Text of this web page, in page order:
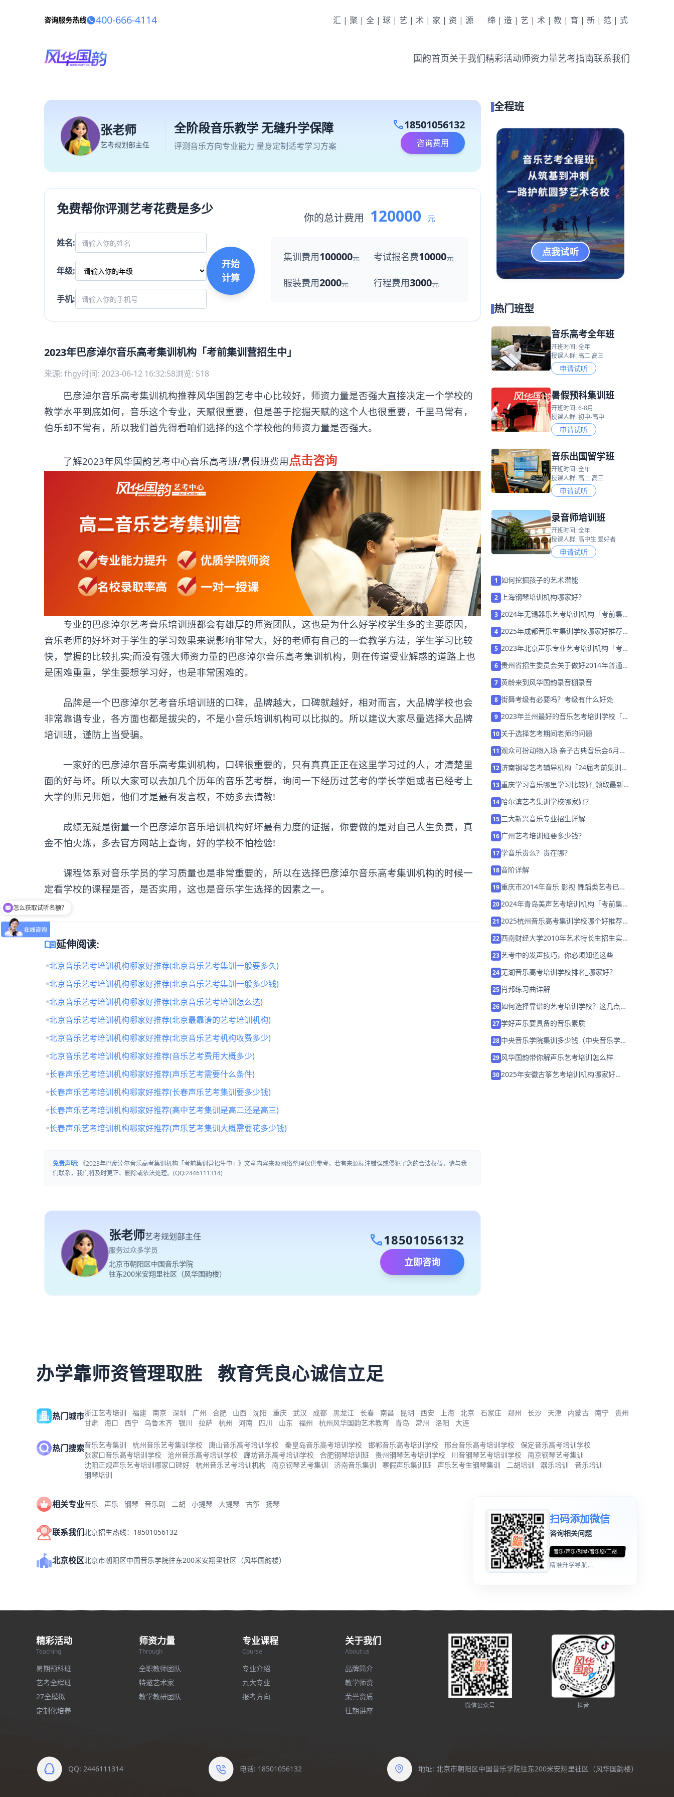
咨询服务热线 400-666-4114 汇|聚|全|球|艺|术|家|资|源 缔|造|艺|术|教|育|新|范|式
国韵首页关于我们精彩活动师资力量艺考指南联系我们
张老师
艺考规划部主任
全阶段音乐教学 无缝升学保障
评测音乐方向专业能力 量身定制适考学习方案
call18501056132
咨询费用
免费帮你评测艺考花费是多少
姓名:
年级:
手机:
开始
计算
你的总计费用 120000 元
集训费用100000元 考试报名费10000元
服装费用2000元 行程费用3000元
2023年巴彦淖尔音乐高考集训机构「考前集训营招生中」
来源: fhgy时间: 2023-06-12 16:32:58浏览: 518
巴彦淖尔音乐高考集训机构推荐风华国韵艺考中心比较好，师资力量是否强大直接决定一个学校的
教学水平到底如何，音乐这个专业，天赋很重要，但是善于挖掘天赋的这个人也很重要，千里马常有，
伯乐却不常有，所以我们首先得看咱们选择的这个学校他的师资力量是否强大。
了解2023年风华国韵艺考中心音乐高考班/暑假班费用点击咨询
专业的巴彦淖尔艺考音乐培训班都会有雄厚的师资团队，这也是为什么好学校学生多的主要原因，
音乐老师的好坏对于学生的学习效果来说影响非常大，好的老师有自己的一套教学方法，学生学习比较
快，掌握的比较扎实;而没有强大师资力量的巴彦淖尔音乐高考集训机构，则在传道受业解惑的道路上也
是困难重重，学生要想学习好，也是非常困难的。
品牌是一个巴彦淖尔艺考音乐培训班的口碑，品牌越大，口碑就越好，相对而言，大品牌学校也会
非常靠谱专业，各方面也都是拔尖的，不是小音乐培训机构可以比拟的。所以建议大家尽量选择大品牌
培训班，谨防上当受骗。
一家好的巴彦淖尔音乐高考集训机构，口碑很重要的，只有真真正正在这里学习过的人，才清楚里
面的好与坏。所以大家可以去加几个历年的音乐艺考群，询问一下经历过艺考的学长学姐或者已经考上
大学的师兄师姐，他们才是最有发言权，不妨多去请教!
成绩无疑是衡量一个巴彦淖尔音乐培训机构好坏最有力度的证据，你要做的是对自己人生负责，真
金不怕火炼，多去官方网站上查询，好的学校不怕检验!
课程体系对音乐学员的学习质量也是非常重要的，所以在选择巴彦淖尔音乐高考集训机构的时候一
定看学校的课程是否，是否实用，这也是音乐学生选择的因素之一。
menu_book延伸阅读:
北京音乐艺考培训机构哪家好推荐(北京音乐艺考集训一般要多久)
北京音乐艺考培训机构哪家好推荐(北京音乐艺考集训一般多少钱)
北京音乐艺考培训机构哪家好推荐(北京音乐艺考培训怎么选)
北京音乐艺考培训机构哪家好推荐(北京最靠谱的艺考培训机构)
北京音乐艺考培训机构哪家好推荐(北京音乐艺考机构收费多少)
北京音乐艺考培训机构哪家好推荐(音乐艺考费用大概多少)
长春声乐艺考培训机构哪家好推荐(声乐艺考需要什么条件)
长春声乐艺考培训机构哪家好推荐(长春声乐艺考集训要多少钱)
长春声乐艺考培训机构哪家好推荐(高中艺考集训是高二还是高三)
长春声乐艺考培训机构哪家好推荐(声乐艺考集训大概需要花多少钱)
免责声明: 《2023年巴彦淖尔音乐高考集训机构「考前集训营招生中」》文章内容来源网络整理仅供参考，若有来源标注错误或侵犯了您的合法权益，请与我
们联系，我们将及时更正、删除或依法处理。(QQ:2446111314)
张老师艺考规划部主任
服务过众多学员
北京市朝阳区中国音乐学院
往东200米安翔里社区（风华国韵楼）
call18501056132
立即咨询
全程班
点我试听
热门班型
音乐高考全年班
开班时间: 全年
授课人群: 高二 高三
申请试听
暑假预科集训班
开班时间: 6-8月
授课人群: 初中-高中
申请试听
音乐出国留学班
开班时间: 全年
授课人群: 高二 高三
申请试听
录音师培训班
开班时间: 全年
授课人群: 高中生 爱好者
申请试听
1 如何挖掘孩子的艺术潜能
2 上海钢琴培训机构哪家好？
3 2024年无锡器乐艺考培训机构「考前集训
4 2025年成都音乐生集训学校哪家好推荐
5 2023年北京声乐专业艺考培训机构「考前
6 贵州省招生委员会关于做好2014年普通高
7 黄龄来到风华国韵录音棚录音
8 街舞考级有必要吗？考级有什么好处
9 2023年兰州最好的音乐艺考培训学校「考
10 关于选择艺考期间老师的问题
11 观众可扮动物入场 亲子古典音乐会6月探
12 济南钢琴艺考辅导机构「24届考前集训营
13重庆学习音乐哪里学习比较好_领取最新
14 哈尔滨艺考集训学校哪家好？
15 三大新兴音乐专业招生详解
16 广州艺考培训班要多少钱？
17学音乐贵么？贵在哪？
18音阶详解
19重庆市2014年音乐 影视 舞蹈类艺考已经
202024年青岛美声艺考培训机构「考前集训
21 2025杭州音乐高考集训学校哪个好推荐
22西南财经大学2010年艺术特长生招生实施
23艺考中的发声技巧，你必须知道这些
24芜湖音乐高考培训学校排名_哪家好？
25 肖邦练习曲详解
26如何选择靠谱的艺考培训学校？这几点至
27学好声乐要具备的音乐素质
28 中央音乐学院集训多少钱（中央音乐学院
29 风华国韵带你解声乐艺考培训怎么样
302025年安徽古筝艺考培训机构哪家好
办学靠师资管理取胜 教育凭良心诚信立足
热门城市浙江艺考培训 福建 南京 深圳 广州 合肥 山西 沈阳 重庆 武汉 成都 黑龙江 长春 南昌 昆明 西安 上海 北京 石家庄 郑州 长沙 天津 内蒙古 南宁
贵州
甘肃
海口 西宁 乌鲁木齐 银川 拉萨 杭州 河南 四川 山东 福州 杭州风华国韵艺术教育 青岛 常州 洛阳 大连
热门搜索音乐艺考集训 杭州音乐艺考集训学校 唐山音乐高考培训学校 秦皇岛音乐高考培训学校 邯郸音乐高考培训学校 邢台音乐高考培训学校
保定音乐高考培训学校
张家口音乐高考培训学校
沧州音乐高考培训学校 廊坊音乐高考培训学校 合肥钢琴培训班 贵州钢琴艺考培训学校 川音钢琴艺考培训学校
南京钢琴艺考集训
沈阳正规声乐艺考培训哪家口碑好
杭州音乐艺考培训机构 南京钢琴艺考集训 济南音乐集训 寒假声乐集训班 声乐艺考生钢琴集训 二胡培训 器乐培训
音乐培训
钢琴培训
相关专业音乐 声乐 钢琴 音乐剧 二胡 小提琴 大提琴 古筝 扬琴
联系我们北京招生热线：18501056132
北京校区北京市朝阳区中国音乐学院往东200米安翔里社区（风华国韵楼）
扫码添加微信
咨询相关问题
音乐/声乐/钢琴/音乐剧/二胡...
精准升学导航...
精彩活动
Teaching
暑期预科班
艺考全程班
27全模拟
定制化培养
师资力量
Through
全职教师团队
特邀艺术家
教学教研团队
专业课程
Course
专业介绍
九大专业
报考方向
关于我们
About us
品牌简介
教学师资
荣誉资质
往期讲座
微信公众号 抖音
QQ: 2446111314 电话: 18501056132 地址: 北京市朝阳区中国音乐学院往东200米安翔里社区（风华国韵楼）
怎么获取试听名额？